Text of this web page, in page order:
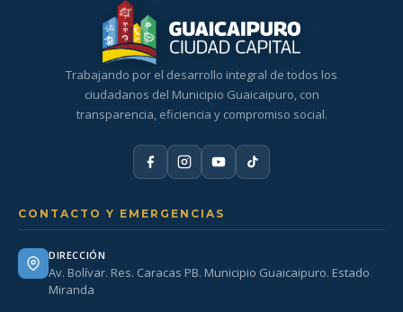
Trabajando por el desarrollo integral de todos los
ciudadanos del Municipio Guaicaipuro, con
transparencia, eficiencia y compromiso social.
CONTACTO Y EMERGENCIAS
DIRECCIÓN
Av. Bolívar. Res. Caracas PB. Municipio Guaicaipuro. Estado
Miranda